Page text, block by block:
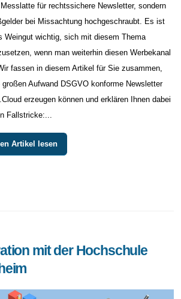
für rechtssichere Newsletter, sondern
bei Missachtung hochgeschraubt. Es ist
Weingut wichtig, sich mit diesem Thema
wenn man weiterhin diesen Werbekanal
fassen in diesem Artikel für Sie zusammen,
Aufwand DSGVO konforme Newsletter
erzeugen können und erklären Ihnen dabei
Fallstricke:...
Artikel lesen
mit der Hochschule